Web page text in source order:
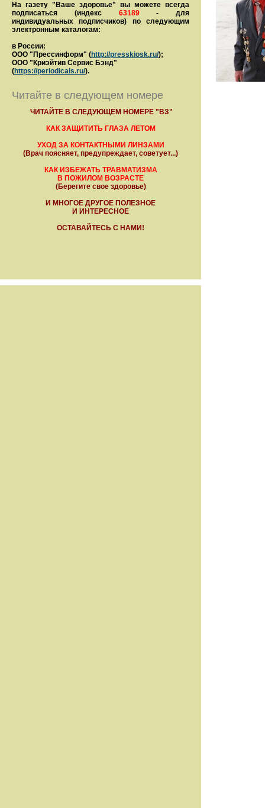
На газету "Ваше здоровье" вы можете всегда
подписаться (индекс 63189- для
индивидуальных подписчиков) по следующим
электронным каталогам:
в России:
ООО "Прессинформ" (http://presskiosk.ru/);
ООО "Криэйтив Сервис Бэнд"
(https://periodicals.ru/).
Читайте в следующем номере
ЧИТАЙТЕ В СЛЕДУЮЩЕМ НОМЕРЕ "ВЗ"
КАК ЗАЩИТИТЬ ГЛАЗА ЛЕТОМ
УХОД ЗА КОНТАКТНЫМИ ЛИНЗАМИ
(Врач поясняет, предупреждает, советует...)
КАК ИЗБЕЖАТЬ ТРАВМАТИЗМА
В ПОЖИЛОМ ВОЗРАСТЕ
(Берегите свое здоровье)
И МНОГОЕ ДРУГОЕ ПОЛЕЗНОЕ
И ИНТЕРЕСНОЕ
ОСТАВАЙТЕСЬ С НАМИ!